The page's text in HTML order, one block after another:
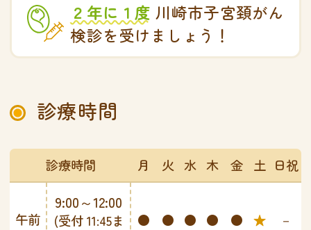
２年に１度 川崎市子宮頚がん
検診を受けましょう！
診療時間
診療時間 月 火 水 木 金 土 日祝
午前
9:00～12:00
(受付 11:45ま
● ● ● ● ● ★ －